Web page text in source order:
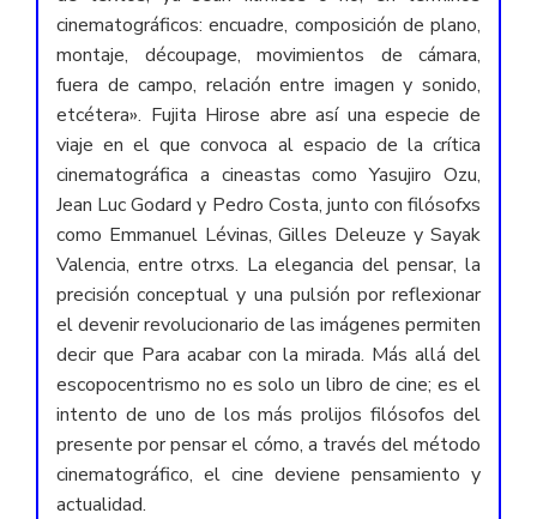
cinematográficos: encuadre, composición de plano,
montaje, découpage, movimientos de cámara,
fuera de campo, relación entre imagen y sonido,
etcétera». Fujita Hirose abre así una especie de
viaje en el que convoca al espacio de la crítica
cinematográfica a cineastas como Yasujiro Ozu,
Jean Luc Godard y Pedro Costa, junto con filósofxs
como Emmanuel Lévinas, Gilles Deleuze y Sayak
Valencia, entre otrxs. La elegancia del pensar, la
precisión conceptual y una pulsión por reflexionar
el devenir revolucionario de las imágenes permiten
decir que Para acabar con la mirada. Más allá del
escopocentrismo no es solo un libro de cine; es el
intento de uno de los más prolijos filósofos del
presente por pensar el cómo, a través del método
cinematográfico, el cine deviene pensamiento y
actualidad.